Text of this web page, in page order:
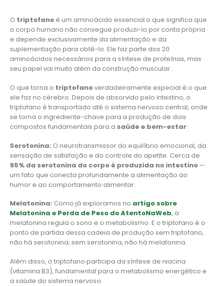
O triptofano é um aminoácido essencial o que significa que
o corpo humano não consegue produzi-lo por conta própria
e depende exclusivamente da alimentação e da
suplementação para obtê-lo. Ele faz parte dos 20
aminoácidos necessários para a síntese de proteínas, mas
seu papel vai muito além da construção muscular.
O que torna o triptofanoverdadeiramente especial é o que
ele faz no cérebro. Depois de absorvido pelo intestino, o
triptofano é transportado até o sistema nervoso central, onde
se torna o ingrediente-chave para a produção de dois
compostos fundamentais para a saúde e bem-estar:
Serotonina: O neurotransmissor do equilíbrio emocional, da
sensação de satisfação e do controle do apetite. Cerca de
95% da serotonina do corpo é produzida no intestino —
um fato que conecta profundamente a alimentação ao
humor e ao comportamento alimentar.
Melatonina: Como já exploramos no artigo sobre
Melatonina e Perda de Peso do AtentoNaWeb, a
melatonina regula o sono e o metabolismo. E o triptofano é o
ponto de partida dessa cadeia de produção sem triptofano,
não há serotonina; sem serotonina, não há melatonina.
Além disso, o triptofano participa da síntese de niacina
(vitamina B3), fundamental para o metabolismo energético e
a saúde do sistema nervoso.